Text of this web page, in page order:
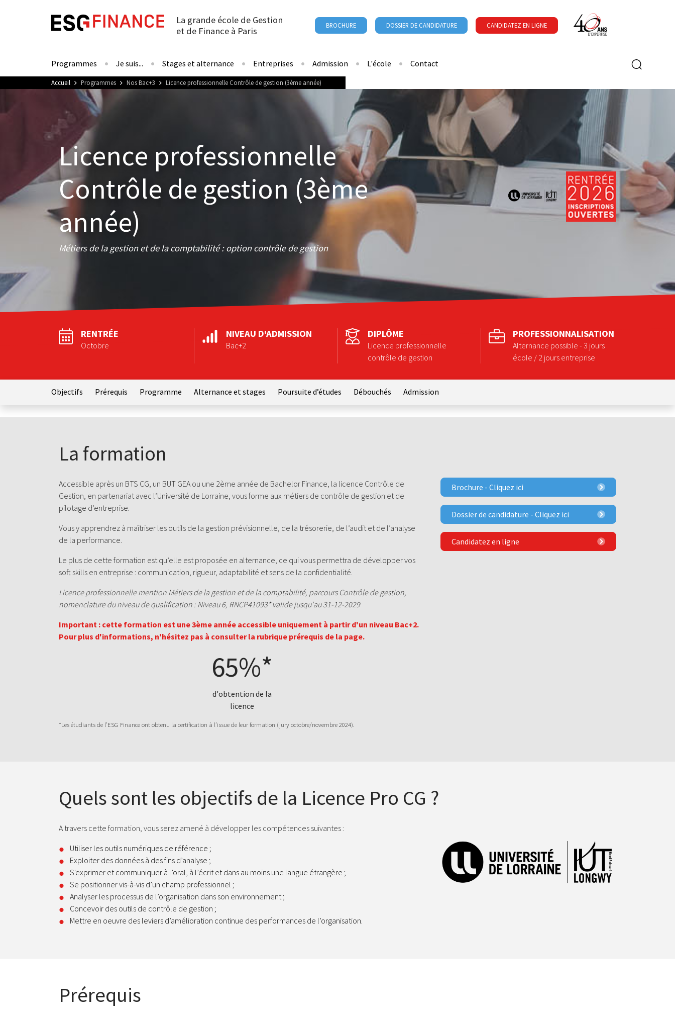
Licence professionnelle
Contrôle de gestion (3ème
année)
Métiers de la gestion et de la comptabilité : option contrôle de gestion
RENTRÉE
Octobre
NIVEAU D'ADMISSION
Bac+2
DIPLÔME
Licence professionnelle
contrôle de gestion
PROFESSIONNALISATION
Alternance possible - 3 jours
école / 2 jours entreprise
Objectifs Prérequis Programme Alternance et stages Poursuite d’études Débouchés Admission
La formation
Accessible après un BTS CG, un BUT GEA ou une 2ème année de Bachelor Finance, la licence Contrôle de
Gestion, en partenariat avec l’Université de Lorraine, vous forme aux métiers de contrôle de gestion et de
pilotage d’entreprise.
Vous y apprendrez à maîtriser les outils de la gestion prévisionnelle, de la trésorerie, de l’audit et de l’analyse
de la performance.
Le plus de cette formation est qu’elle est proposée en alternance, ce qui vous permettra de développer vos
soft skills en entreprise : communication, rigueur, adaptabilité et sens de la confidentialité.
Licence professionnelle mention Métiers de la gestion et de la comptabilité, parcours Contrôle de gestion,
nomenclature du niveau de qualification : Niveau 6, RNCP41093* valide jusqu'au 31-12-2029
Important : cette formation est une 3ème année accessible uniquement à partir d'un niveau Bac+2.
Pour plus d'informations, n'hésitez pas à consulter la rubrique prérequis de la page.
65%*
d'obtention de la
licence
*Les étudiants de l’ESG Finance ont obtenu la certification à l’issue de leur formation (jury octobre/novembre 2024).
Brochure - Cliquez ici
Dossier de candidature - Cliquez ici
Candidatez en ligne
Quels sont les objectifs de la Licence Pro CG ?
A travers cette formation, vous serez amené à développer les compétences suivantes :
Utiliser les outils numériques de référence ;
Exploiter des données à des fins d’analyse ;
S'exprimer et communiquer à l’oral, à l’écrit et dans au moins une langue étrangère ;
Se positionner vis-à-vis d’un champ professionnel ;
Analyser les processus de l’organisation dans son environnement ;
Concevoir des outils de contrôle de gestion ;
Mettre en oeuvre des leviers d’amélioration continue des performances de l’organisation.
Prérequis
La grande école de Gestion
et de Finance à Paris
BROCHURE DOSSIER DE CANDIDATURE CANDIDATEZ EN LIGNE
Programmes Je suis... Stages et alternance Entreprises Admission L'école Contact
Formulaire de recherche
Vous êtes ici
Accueil Programmes Nos Bac+3 Licence professionnelle Contrôle de gestion (3ème année)